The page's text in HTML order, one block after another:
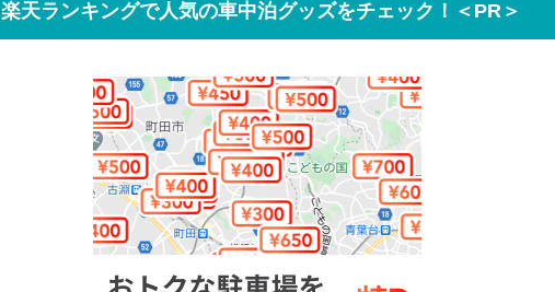
楽天ランキングで人気の車中泊グッズをチェック！＜PR＞